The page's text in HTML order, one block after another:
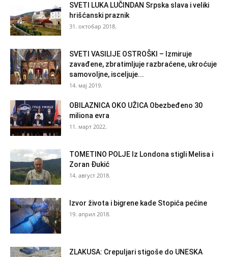
SVETI LUKA LUČINDAN Srpska slava i veliki
hrišćanski praznik
31. октобар 2018.
SVETI VASILIJE OSTROŠKI – Izmiruje
zavađene, zbratimljuje razbraćene, ukroćuje
samovoljne, isceljuje...
14. мај 2019.
OBILAZNICA OKO UŽICA Obezbeđeno 30
miliona evra
11. март 2022.
TOMETINO POLJE Iz Londona stigli Melisa i
Zoran Đukić
14. август 2018.
Izvor života i bigrene kade Stopića pećine
19. април 2018.
ZLAKUSA: Crepuljari stigoše do UNESKA